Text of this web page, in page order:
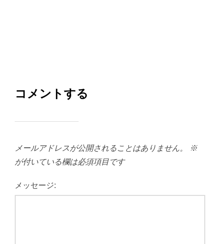
コメントする
メールアドレスが公開されることはありません。
※
が付いている欄は必須項目です
メッセージ: